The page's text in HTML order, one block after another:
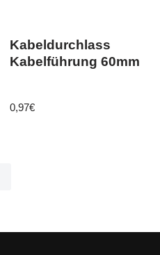
Kabeldurchlass
Kabelführung 60mm
0,97€